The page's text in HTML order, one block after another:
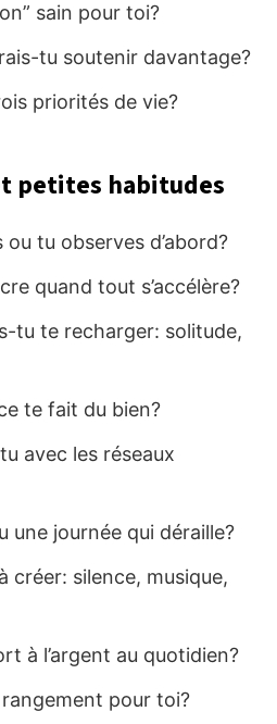
sain pour toi?
tu soutenir davantage?
priorités de vie?
petites habitudes
tu observes d’abord?
quand tout s’accélère?
tu te recharger: solitude,
te fait du bien?
avec les réseaux
une journée qui déraille?
créer: silence, musique,
à l’argent au quotidien?
pour toi?